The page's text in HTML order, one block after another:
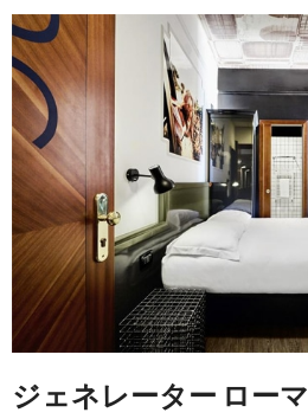
ジェネレーター ローマ